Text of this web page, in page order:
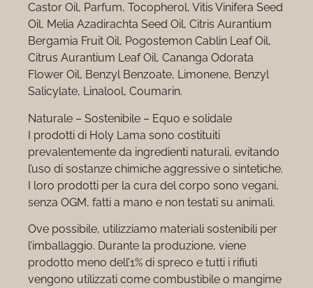
Castor Oil, Parfum, Tocopherol, Vitis Vinifera Seed
Oil, Melia Azadirachta Seed Oil, Citris Aurantium
Bergamia Fruit Oil, Pogostemon Cablin Leaf Oil,
Citrus Aurantium Leaf Oil, Cananga Odorata
Flower Oil, Benzyl Benzoate, Limonene, Benzyl
Salicylate, Linalool, Coumarin.
Naturale – Sostenibile – Equo e solidale
I prodotti di Holy Lama sono costituiti
prevalentemente da ingredienti naturali, evitando
l’uso di sostanze chimiche aggressive o sintetiche.
I loro prodotti per la cura del corpo sono vegani,
senza OGM, fatti a mano e non testati su animali.
Ove possibile, utilizziamo materiali sostenibili per
l’imballaggio. Durante la produzione, viene
prodotto meno dell’1% di spreco e tutti i rifiuti
vengono utilizzati come combustibile o mangime